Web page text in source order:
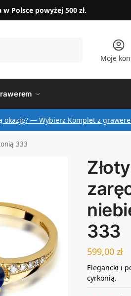
Polsce powyżej 500 zł.
Moje
okazję? — Wybierz Komplet z
333
333
599,00 zł
Elegancki i
cyrkonią.